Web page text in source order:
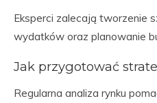
Eksperci zalecają tworzenie
wydatków oraz planowanie
Jak przygotować
Regularna analiza rynku